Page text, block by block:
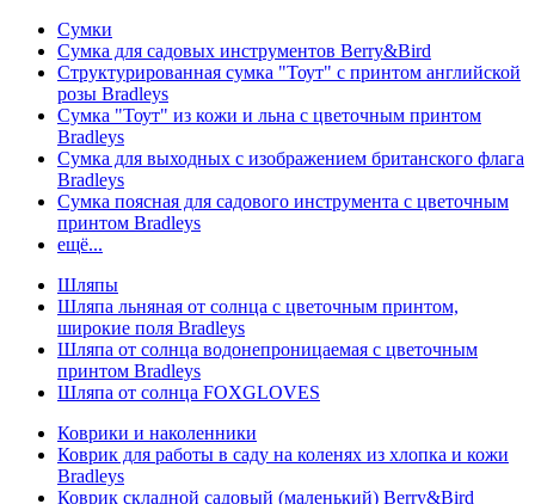
Сумки
Сумка для садовых инструментов Berry&Bird
Структурированная сумка "Тоут" с принтом английской
розы Bradleys
Сумка "Тоут" из кожи и льна с цветочным принтом
Bradleys
Сумка для выходных с изображением британского флага
Bradleys
Сумка поясная для садового инструмента с цветочным
принтом Bradleys
ещё...
Шляпы
Шляпа льняная от солнца с цветочным принтом,
широкие поля Bradleys
Шляпа от солнца водонепроницаемая с цветочным
принтом Bradleys
Шляпа от солнца FOXGLOVES
Коврики и наколенники
Коврик для работы в саду на коленях из хлопка и кожи
Bradleys
Коврик складной садовый (маленький) Berry&Bird